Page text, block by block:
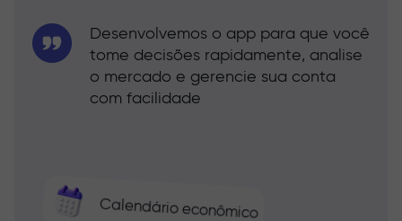
Calendário econômico
Desenvolvemos o app para que você
tome decisões rapidamente, analise
o mercado e gerencie sua conta
com facilidade